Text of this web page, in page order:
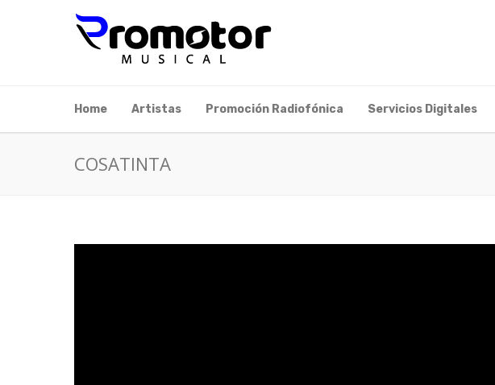
Home Artistas Promoción Radiofónica Servicios Digitales
COSATINTA